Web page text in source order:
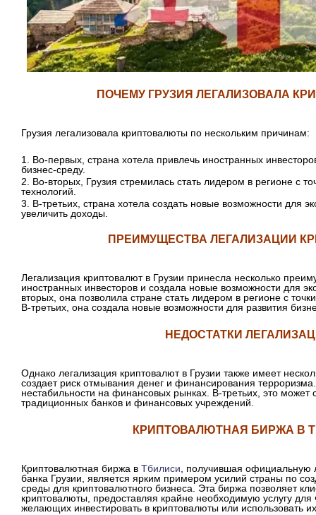
ПОЧЕМУ ГРУЗИЯ ЛЕГАЛИЗОВАЛА
Грузия легализовала криптовалюты по нескольким причинам:
1. Во-первых, страна хотела привлечь иностранных
бизнес-среду.
2. Во-вторых, Грузия стремилась стать лидером в регионе с
технологий.
3. В-третьих, страна хотела создать новые возможности для
увеличить доходы.
ПРЕИМУЩЕСТВА ЛЕГАЛИЗАЦИИ
Легализация криптовалют в Грузии принесла несколько
иностранных инвесторов и создала новые возможности для
вторых, она позволила стране стать лидером в регионе с
В-третьих, она создала новые возможности для развития
НЕДОСТАТКИ
Однако легализация криптовалют в Грузии также имеет
создает риск отмывания денег и финансирования
нестабильности на финансовых рынках. В-третьих, это может
традиционных банков и финансовых учреждений.
КРИПТОВАЛЮТНАЯ БИРЖА В
Криптовалютная биржа в Тбилиси , получившая официальную
банка Грузии, является ярким примером усилий страны по
среды для криптовалютного бизнеса. Эта биржа позволяет
криптовалюты, предоставляя крайне необходимую услугу
желающих инвестировать в криптовалюты или использовать